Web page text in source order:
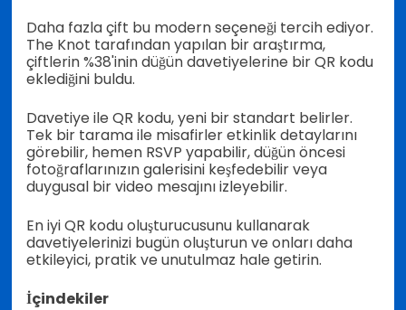
Daha fazla çift bu modern seçeneği tercih ediyor.
The Knot tarafından yapılan bir araştırma,
çiftlerin %38'inin düğün davetiyelerine bir QR kodu
eklediğini buldu.
Davetiye ile QR kodu, yeni bir standart belirler.
Tek bir tarama ile misafirler etkinlik detaylarını
görebilir, hemen RSVP yapabilir, düğün öncesi
fotoğraflarınızın galerisini keşfedebilir veya
duygusal bir video mesajını izleyebilir.
En iyi QR kodu oluşturucusunu kullanarak
davetiyelerinizi bugün oluşturun ve onları daha
etkileyici, pratik ve unutulmaz hale getirin.
İçindekiler